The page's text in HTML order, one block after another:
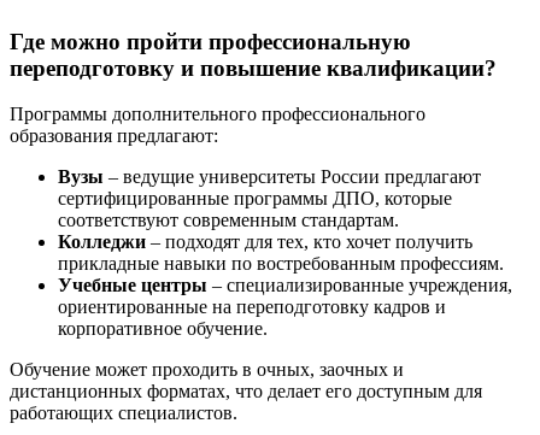
Где можно пройти профессиональную
переподготовку и повышение квалификации?
Программы дополнительного профессионального
образования предлагают:
Вузы – ведущие университеты России предлагают
сертифицированные программы ДПО, которые
соответствуют современным стандартам.
Колледжи – подходят для тех, кто хочет получить
прикладные навыки по востребованным профессиям.
Учебные центры – специализированные учреждения,
ориентированные на переподготовку кадров и
корпоративное обучение.
Обучение может проходить в очных, заочных и
дистанционных форматах, что делает его доступным для
работающих специалистов.